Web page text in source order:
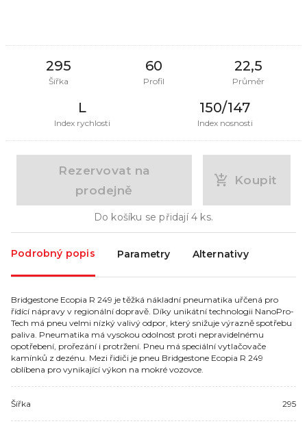
295
Šířka
60
Profil
22,5
Průměr
L
Index rychlosti
150/147
Index nosnosti
Rezervovat na
prodejně
Koupit
Do košíku se přidají4 ks.
Podrobný popis Parametry Alternativy
Bridgestone Ecopia R 249 je těžká nákladní pneumatika uřčená pro
řídící nápravy v regionální dopravě. Díky unikátní technologii NanoPro-
Tech má pneu velmi nízký valivý odpor, který snižuje výrazně spotřebu
paliva. Pneumatika má vysokou odolnost proti nepravidelnému
opotřebení, prořezání i protržení. Pneu má speciální vytlačovače
kamínků z dezénu. Mezi řidiči je pneu Bridgestone Ecopia R 249
oblíbena pro vynikající výkon na mokré vozovce.
Šířka 295